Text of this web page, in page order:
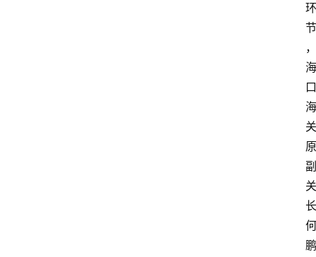
环
节
，
海
口
海
关
原
副
关
长
何
鹏